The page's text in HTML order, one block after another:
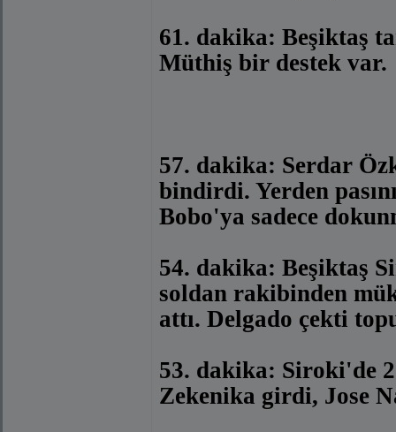
61. dakika: Beşiktaş
Müthiş bir destek var.
57. dakika: Serdar
bindirdi. Yerden
Bobo'ya sadece
54. dakika: Beşiktaş
soldan rakibinden
attı. Delgado çekti
53. dakika: Siroki'de
Zekenika girdi, Jose